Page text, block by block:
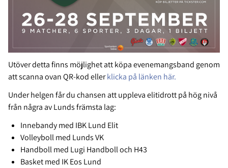
Utöver detta finns möjlighet att köpa evenemangsband genom
att scanna ovan QR-kod ellerklicka på länken här.
Under helgen får du chansen att uppleva elitidrott på hög nivå
från några av Lunds främsta lag:
Innebandy med IBK Lund Elit
Volleyboll med Lunds VK
Handboll med Lugi Handboll och H43
Basket med IK Eos Lund